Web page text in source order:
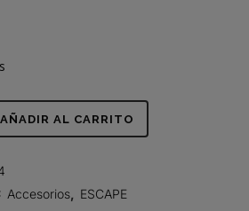
AÑADIR AL CARRITO
Accesorios ESCAPE